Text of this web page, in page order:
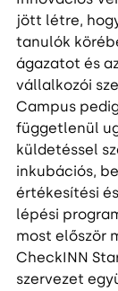
jött létre,
tanulók
ágazatot és
vállalkozói
Campus
függetlenül
küldetéssel
inkubációs,
értékesítési
lépési
most először
CheckINN
szervezet